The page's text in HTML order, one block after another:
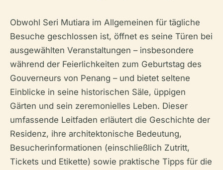
Obwohl Seri Mutiara im Allgemeinen für tägliche
Besuche geschlossen ist, öffnet es seine Türen bei
ausgewählten Veranstaltungen – insbesondere
während der Feierlichkeiten zum Geburtstag des
Gouverneurs von Penang – und bietet seltene
Einblicke in seine historischen Säle, üppigen
Gärten und sein zeremonielles Leben. Dieser
umfassende Leitfaden erläutert die Geschichte der
Residenz, ihre architektonische Bedeutung,
Besucherinformationen (einschließlich Zutritt,
Tickets und Etikette) sowie praktische Tipps für die